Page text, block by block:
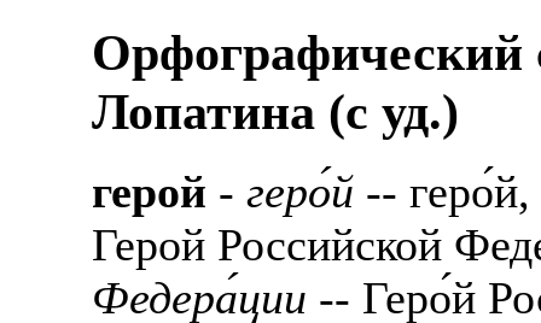
Орфографический
Лопатина (c уд.)
герой - геро́й -- геро́й,
Герой Российской
Федера́ции -- Геро́й